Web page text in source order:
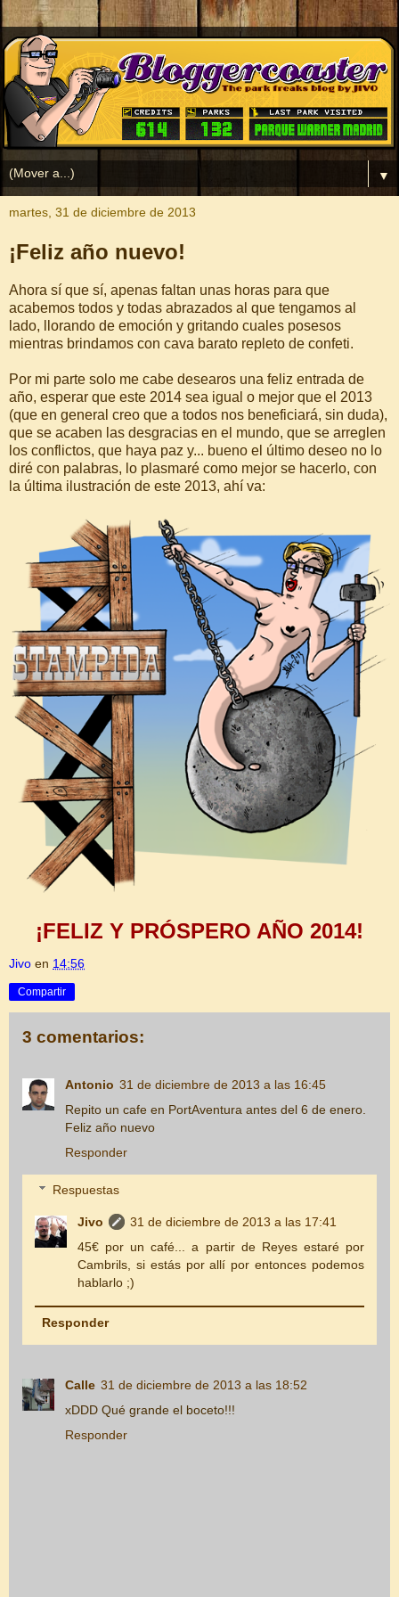
▼
martes, 31 de diciembre de 2013
¡Feliz año nuevo!
Ahora sí que sí, apenas faltan unas horas para que
acabemos todos y todas abrazados al que tengamos al
lado, llorando de emoción y gritando cuales posesos
mientras brindamos con cava barato repleto de confeti.
Por mi parte solo me cabe desearos una feliz entrada de
año, esperar que este 2014 sea igual o mejor que el 2013
(que en general creo que a todos nos beneficiará, sin duda),
que se acaben las desgracias en el mundo, que se arreglen
los conflictos, que haya paz y... bueno el último deseo no lo
diré con palabras, lo plasmaré como mejor se hacerlo, con
la última ilustración de este 2013, ahí va:
¡FELIZ Y PRÓSPERO AÑO 2014!
Jivo en 14:56
Compartir
3 comentarios:
Antonio 31 de diciembre de 2013 a las 16:45
Repito un cafe en PortAventura antes del 6 de enero.
Feliz año nuevo
Responder
Respuestas
Jivo
31 de diciembre de 2013 a las 17:41
45€ por un café... a partir de Reyes estaré por
Cambrils, si estás por allí por entonces podemos
hablarlo ;)
Responder
Calle 31 de diciembre de 2013 a las 18:52
xDDD Qué grande el boceto!!!
Responder